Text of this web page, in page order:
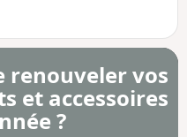
renouveler vos
et accessoires
?